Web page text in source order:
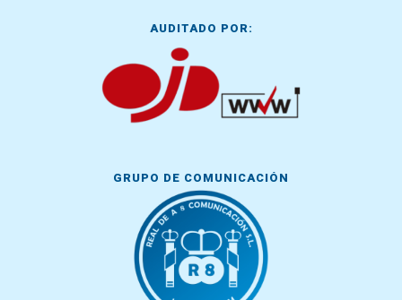
AUDITADO POR:
GRUPO DE COMUNICACIÓN